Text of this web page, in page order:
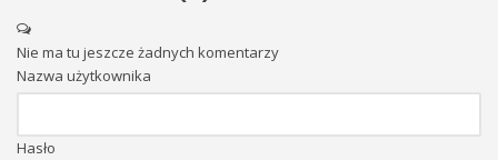
Nie ma tu jeszcze żadnych komentarzy
Nazwa użytkownika
Hasło